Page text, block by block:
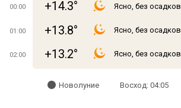
00:00 +14.3° Ясно, без осадков
01:00 +13.8° Ясно, без осадков
02:00 +13.2° Ясно, без осадков
Новолуние Восход: 04:05